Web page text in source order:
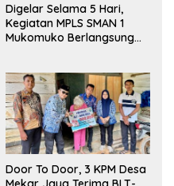
Digelar Selama 5 Hari,
Kegiatan MPLS SMAN 1
Mukomuko Berlangsung
Door To Door, 3 KPM Desa